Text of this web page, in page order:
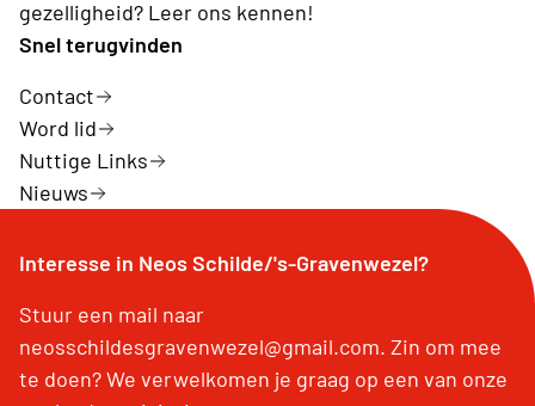
gezelligheid? Leer ons kennen!
Snel terugvinden
Contact
Word lid
Nuttige Links
Nieuws
Interesse in Neos Schilde/'s-Gravenwezel?
Stuur een mail naar
neosschildesgravenwezel@gmail.com. Zin om mee
te doen? We verwelkomen je graag op een van onze